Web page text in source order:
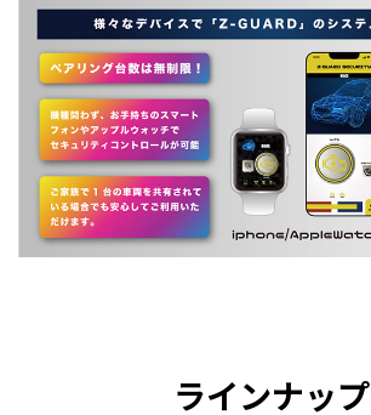
ラインナップ